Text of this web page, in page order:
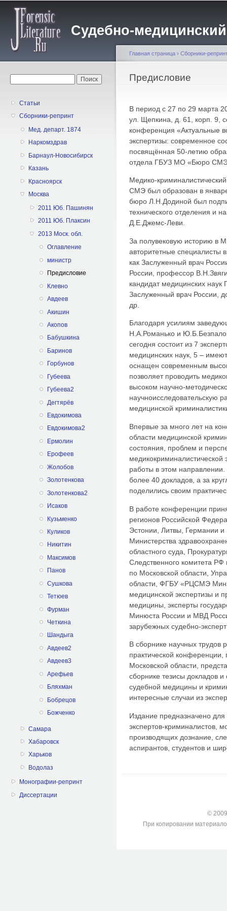
Судебно-
Статьи
Сборники-репринт
Мед. департ. 1874
Наркомздрав
Барнаул-Новосибирск
Казань
Красноярск
Москва
2011 Юб. Пашинян
2011 Юб. Плаксин
2013 Моск. обл.
Оглавление
министр
Предисловие
Клевно
Авдеев
Акишин
Акопов
Бабушкина
Баринов
Горбунов
Губеева
Губеева2
Дегтярёв
Евдокимова
Евдокимова2
Ермолин
Ерофеев
Жолобов
Золотенкова
Золотенкова2
Исаков
Кузьменко
Куликов
Никитин
Максимов
Панов
Сушкова
Тетюев
Фурман
Четкина
Шандыга
Авдеев2
Авдеев3
Арефьев
Бляхман
Бобрецов
Божченко
Самара
Хабаровск
Харьков
Водолаз
Монографии-репринт
Диссертации
Вы здесь
Главная страница › Сборники-
Предисловие
В период с 27 по 29 марта
ул. Щепкина, д. 61, корп. 9,
конференция «Актуальные
экспертизы: современное
посвящённая 50-летию
отдела ГБУЗ МО «Бюро
Медико-
СМЭ был образован в
бюро Л.Н.Додиной был
технического отделения и
Д.Е.Джемс-Леви.
За полувековую историю в
авторитетные специалисты
как Заслуженный врач
России, профессор
кандидат медицинских
Заслуженный врач России,
др.
Благодаря усилиям
Н.А.Романько и
сегодня состоит из 7
медицинских наук, 5 –
оснащен современным
позволяет проводить
высоком научно-
научноисследовательскую
медицинской
Впервые за много лет на
области медицинской
состояния, проблем и
медикокриминалистической
работы в этом
более 40 докладов, а за
поделились своим
В работе конференции
регионов Российской
Эстонии, Литвы, Германии
Министерства
областного суда,
Следственного комитета
по Московской области,
области, ФГБУ «РЦСМЭ
медицинской экспертизы и
медицины, эксперты
Минюста России и МВД
зарубежных судебно-
В сборнике научных
практической
Московской области,
сборнике тезисы докладов
судебной медицины и
интересные случаи из
Издание предназначено
экспертов-криминалистов,
производящих дознание,
аспирантов, студентов и
©
При копировании